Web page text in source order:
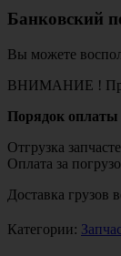
Банковский
Вы можете
ВНИМАНИЕ ! При
Порядок оплаты
Отгрузка
Оплата за
Доставка
Категории: